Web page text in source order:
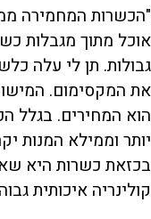
"הכשרות המחמירה
אוכל מתוך מגבלות
גבולות. תן לי עלה
את המקסימום.
יותר וממילא המנות
בכזאת כשרות היא
קולינריה איכותית